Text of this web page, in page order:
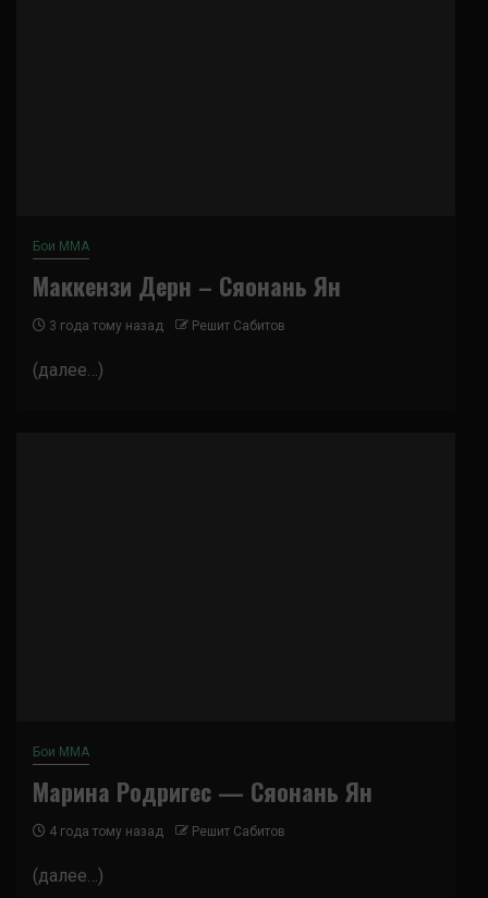
Бои ММА
Маккензи Дерн – Сяонань Ян
3 года тому назад Решит Сабитов
(далее…)
Бои ММА
Марина Родригес — Сяонань Ян
4 года тому назад Решит Сабитов
(далее…)